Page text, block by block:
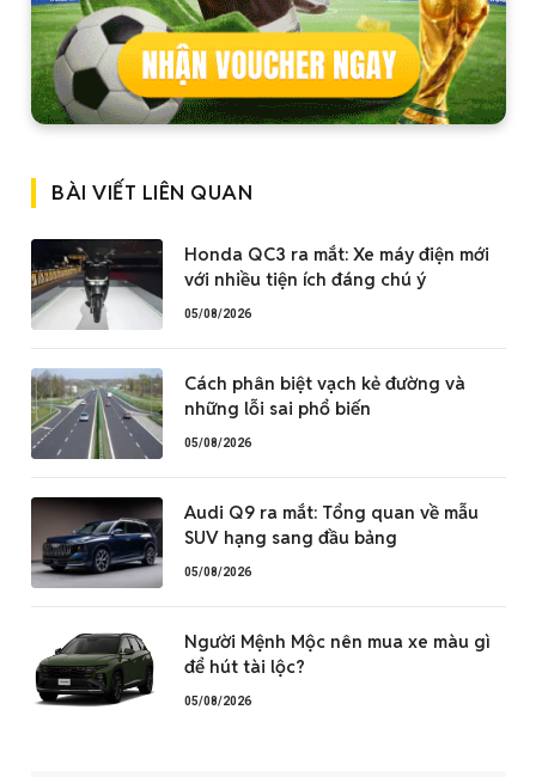
BÀI VIẾT LIÊN QUAN
Honda QC3 ra mắt: Xe máy điện mới
với nhiều tiện ích đáng chú ý
05/08/2026
Cách phân biệt vạch kẻ đường và
những lỗi sai phổ biến
05/08/2026
Audi Q9 ra mắt: Tổng quan về mẫu
SUV hạng sang đầu bảng
05/08/2026
Người Mệnh Mộc nên mua xe màu gì
để hút tài lộc?
05/08/2026